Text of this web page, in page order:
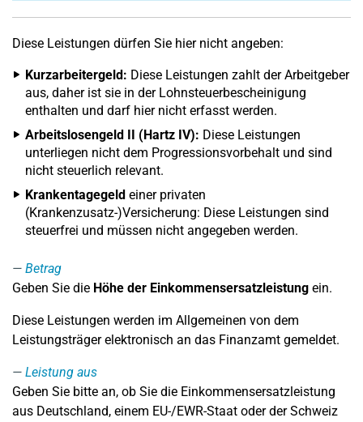
Diese Leistungen dürfen Sie hier nicht angeben:
Kurzarbeitergeld: Diese Leistungen zahlt der Arbeitgeber
aus, daher ist sie in der Lohnsteuerbescheinigung
enthalten und darf hier nicht erfasst werden.
Arbeitslosengeld II (Hartz IV): Diese Leistungen
unterliegen nicht dem Progressionsvorbehalt und sind
nicht steuerlich relevant.
Krankentagegeld einer privaten
(Krankenzusatz-)Versicherung: Diese Leistungen sind
steuerfrei und müssen nicht angegeben werden.
Betrag
Geben Sie die Höhe der Einkommensersatzleistung ein.
Diese Leistungen werden im Allgemeinen von dem
Leistungsträger elektronisch an das Finanzamt gemeldet.
Leistung aus
Geben Sie bitte an, ob Sie die Einkommensersatzleistung
aus Deutschland, einem EU-/EWR-Staat oder der Schweiz